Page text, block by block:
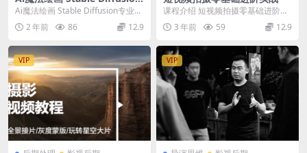
专业课高效辅助Ui运营作品集
0到精通系统课
Ai魔法绘画 Stable Diffusion专业课
高效辅助Ui/运营作品集 ...
2 年前 86 12.9
课程介绍 短视频拍摄零基础进阶实
战是一门专注于教授短视频拍摄技
巧和实战经验的课程...
3 年前 59 12.9
VIP VIP